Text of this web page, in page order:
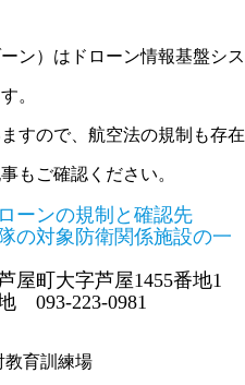
ン）はドローン情報基盤シス
。
すので、航空法の規制も存在
もご確認ください。
ーンの規制と確認先
の対象防衛関係施設の一
屋町大字芦屋1455番地1
093-223-0981
教育訓練場